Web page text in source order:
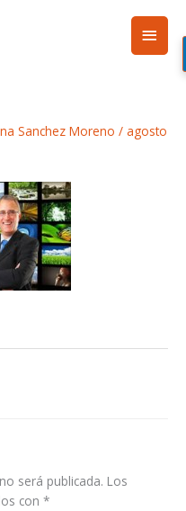
Sanchez Moreno / agosto
será publicada. Los
con *